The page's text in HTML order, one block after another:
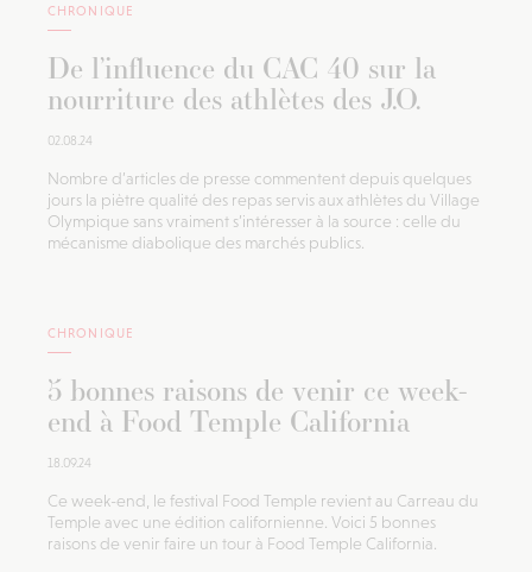
CHRONIQUE
De l’influence du CAC 40 sur la
nourriture des athlètes des J.O.
02.08.24
Nombre d’articles de presse commentent depuis quelques
jours la piètre qualité des repas servis aux athlètes du Village
Olympique sans vraiment s’intéresser à la source : celle du
mécanisme diabolique des marchés publics.
CHRONIQUE
5 bonnes raisons de venir ce week-
end à Food Temple California
18.09.24
Ce week-end, le festival Food Temple revient au Carreau du
Temple avec une édition californienne. Voici 5 bonnes
raisons de venir faire un tour à Food Temple California.